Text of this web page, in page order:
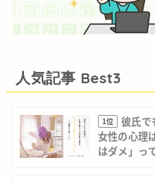
人気記事 Best3
1位
彼氏で
女性の心理
はダメ」っ